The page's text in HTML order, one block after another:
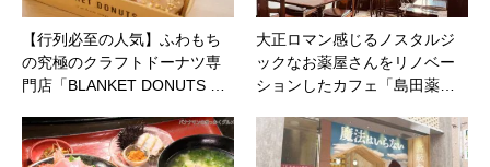
【行列必至の人気】ふわもち
の究極のクラフトドーナツ専
門店「BLANKET DONUTS …
大正ロマン感じるノスタルジ
ックなお薬屋さんをリノベー
ションしたカフェ「島田薬…